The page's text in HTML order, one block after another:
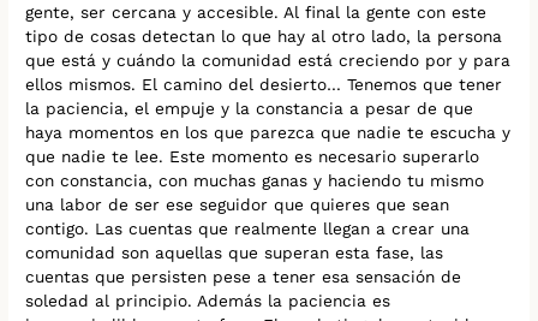
gente, ser cercana y accesible. Al final la gente con este
tipo de cosas detectan lo que hay al otro lado, la persona
que está y cuándo la comunidad está creciendo por y para
ellos mismos. El camino del desierto… Tenemos que tener
la paciencia, el empuje y la constancia a pesar de que
haya momentos en los que parezca que nadie te escucha y
que nadie te lee. Este momento es necesario superarlo
con constancia, con muchas ganas y haciendo tu mismo
una labor de ser ese seguidor que quieres que sean
contigo. Las cuentas que realmente llegan a crear una
comunidad son aquellas que superan esta fase, las
cuentas que persisten pese a tener esa sensación de
soledad al principio. Además la paciencia es